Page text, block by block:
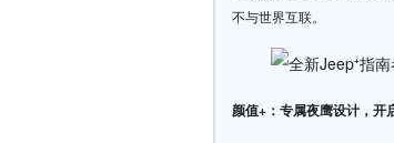
不与世界互联。
颜值+：专属夜鹰设计，开